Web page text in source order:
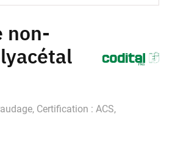
non-
Certification : ACS,